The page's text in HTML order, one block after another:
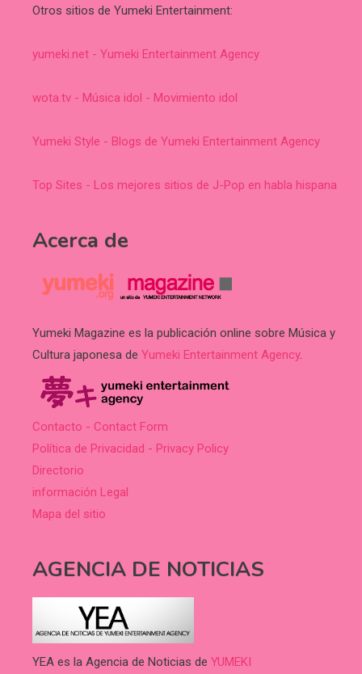
Otros sitios de Yumeki Entertainment:
yumeki.net - Yumeki Entertainment Agency
wota.tv - Música idol - Movimiento idol
Yumeki Style - Blogs de Yumeki Entertainment Agency
Top Sites - Los mejores sitios de J-Pop en habla hispana
Acerca de
Yumeki Magazine es la publicación online sobre Música y
Cultura japonesa de Yumeki Entertainment Agency.
Contacto - Contact Form
Política de Privacidad - Privacy Policy
Directorio
información Legal
Mapa del sitio
AGENCIA DE NOTICIAS
YEA es la Agencia de Noticias de YUMEKI